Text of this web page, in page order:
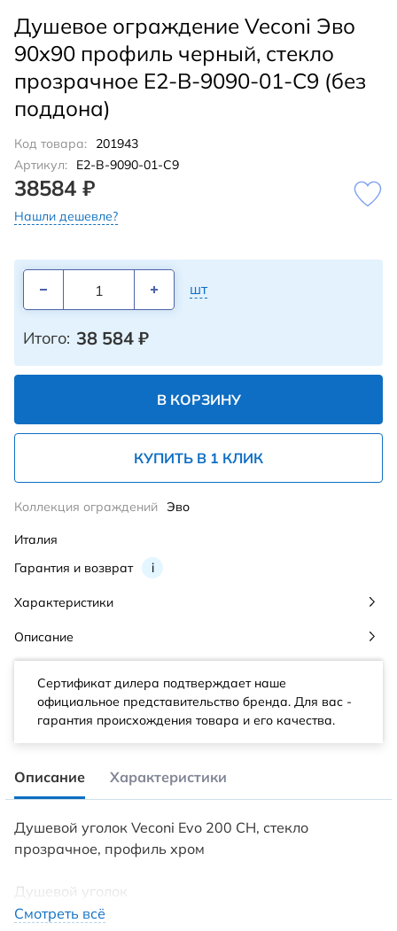
Душевое ограждение Veconi Эво
90x90 профиль черный, стекло
прозрачное E2-B-9090-01-C9 (без
поддона)
Код товара:
201943
Артикул:
E2-B-9090-01-C9
38584 ₽
Нашли дешевле?
шт
Итого: 38 584 ₽
В КОРЗИНУ
КУПИТЬ В 1 КЛИК
Гарантия и возврат i
Коллекция ограждений Эво
Италия
Характеристики
Описание
Сертификат дилера подтверждает наше
официальное представительство бренда. Для вас -
гарантия происхождения товара и его качества.
Описание Характеристики
Душевой уголок Veconi Evo 200 CH, стекло
прозрачное, профиль хром
Душевой уголок
Конструкция дверей: раздвижная
Смотреть всё